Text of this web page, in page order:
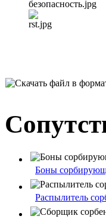
Боны
Распылитель